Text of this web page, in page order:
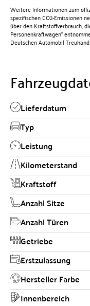
Weitere Informationen zum
spezifischen CO2-Emissionen
über den Kraftstoffverbrauch,
Personenkraftwagen“
Deutschen Automobil
Lieferdatum
Typ
Leistung
Kilometerstand
Kraftstoff
Anzahl Sitze
Anzahl Türen
Getriebe
Erstzulassung
Hersteller Farbe
Innenbereich